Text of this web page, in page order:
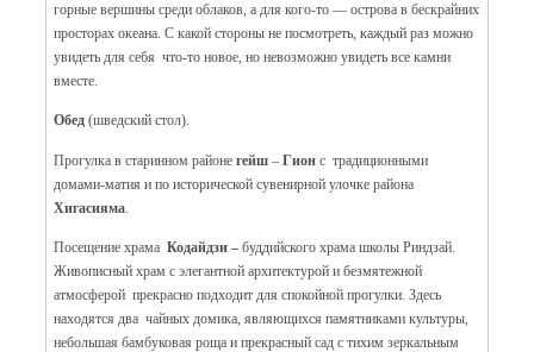
горные вершины среди облаков, а для кого-то — острова в бескрайних
просторах океана. С какой стороны не посмотреть, каждый раз можно
увидеть для себя что-то новое, но невозможно увидеть все камни
вместе.
Обед (шведский стол).
Прогулка в старинном районе гейш – Гион с традиционными
домами-матия и по исторической сувенирной улочке района
Хигасияма
Посещение храма Кодайдзи – буддийского храма школы Риндзай.
Живописный храм с элегантной архитектурой и безмятежной
атмосферой прекрасно подходит для спокойной прогулки. Здесь
находятся два чайных домика, являющихся памятниками культуры,
небольшая бамбуковая роща и прекрасный сад с тихим зеркальным